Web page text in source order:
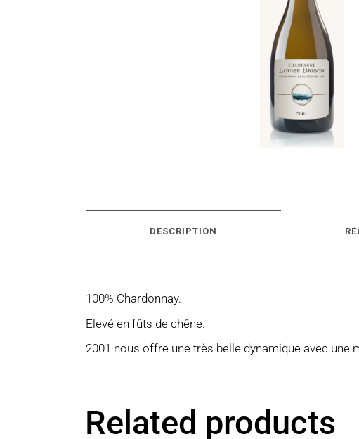
DESCRIPTION
100% Chardonnay.
Elevé en fûts de chêne.
2001 nous offre une très belle dynamique avec une
Related products